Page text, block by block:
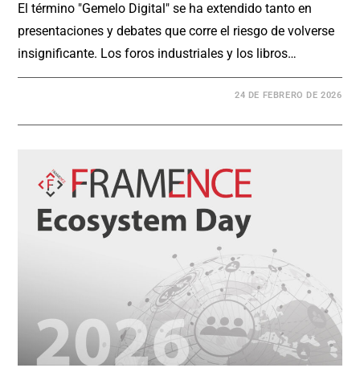
El término "Gemelo Digital" se ha extendido tanto en
presentaciones y debates que corre el riesgo de volverse
insignificante. Los foros industriales y los libros…
24 DE FEBRERO DE 2026